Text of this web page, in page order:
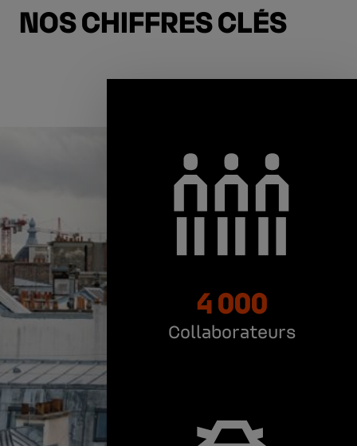
NOS CHIFFRES CLÉS
4 000
Collaborateurs